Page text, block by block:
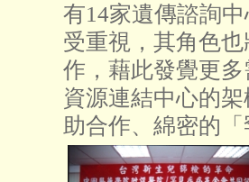
有14家遺傳諮詢
受重視，其角色
作，藉此發覺更
資源連結中心的
助合作、綿密的